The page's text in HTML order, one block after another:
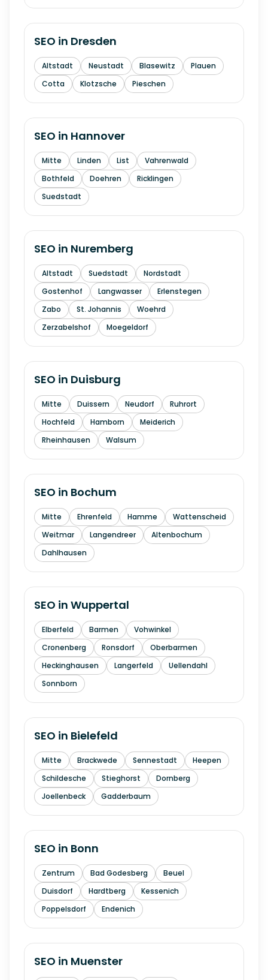
SEO in Dresden
Altstadt Neustadt Blasewitz
Plauen
Cotta
Klotzsche Pieschen
SEO in Hannover
Mitte Linden List
Vahrenwald
Bothfeld
Doehren
Ricklingen
Suedstadt
SEO in Nuremberg
Altstadt Suedstadt
Nordstadt
Gostenhof
Langwasser
Erlenstegen
Zabo
St. Johannis
Woehrd
Zerzabelshof
Moegeldorf
SEO in Duisburg
Mitte Duissern Neudorf
Ruhrort
Hochfeld
Hamborn
Meiderich
Rheinhausen
Walsum
SEO in Bochum
Mitte Ehrenfeld Hamme
Wattenscheid
Weitmar
Langendreer
Altenbochum
Dahlhausen
SEO in Wuppertal
Elberfeld Barmen
Vohwinkel
Cronenberg
Ronsdorf
Oberbarmen
Heckinghausen
Langerfeld
Uellendahl
Sonnborn
SEO in Bielefeld
Mitte Brackwede Sennestadt
Heepen
Schildesche
Stieghorst
Dornberg
Joellenbeck
Gadderbaum
SEO in Bonn
Zentrum Bad Godesberg
Beuel
Duisdorf
Hardtberg
Kessenich
Poppelsdorf
Endenich
SEO in Muenster